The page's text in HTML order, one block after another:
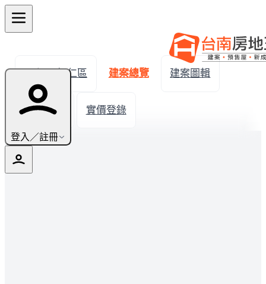
登入／註冊
← 返回歸仁區 建案總覽 建案圖輯
生活機能 實價登錄